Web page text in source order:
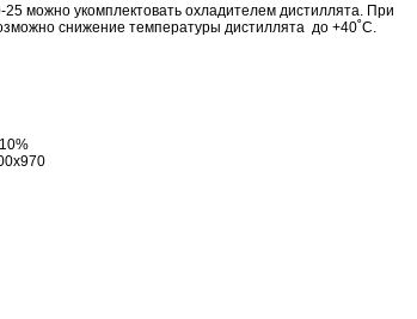
можно укомплектовать охладителем дистиллята. При
снижение температуры дистиллята до +40˚С.